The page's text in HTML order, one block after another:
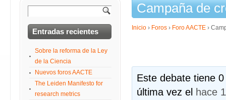
Campaña de
Inicio › Foros › Foro AACTE ›
Este debate tiene
última vez el hace
Entradas recientes
Sobre la reforma de la Ley
de la Ciencia
Nuevos foros AACTE
The Leiden Manifesto for
research metrics